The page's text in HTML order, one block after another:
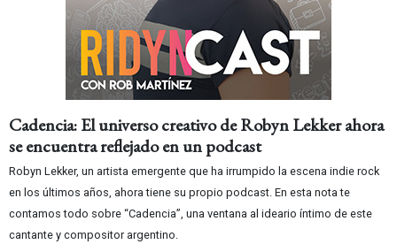
Cadencia: El universo creativo de Robyn Lekker ahora
se encuentra reflejado en un podcast
Robyn Lekker, un artista emergente que ha irrumpido la escena indie rock
en los últimos años, ahora tiene su propio podcast. En esta nota te
contamos todo sobre “Cadencia”, una ventana al ideario íntimo de este
cantante y compositor argentino.